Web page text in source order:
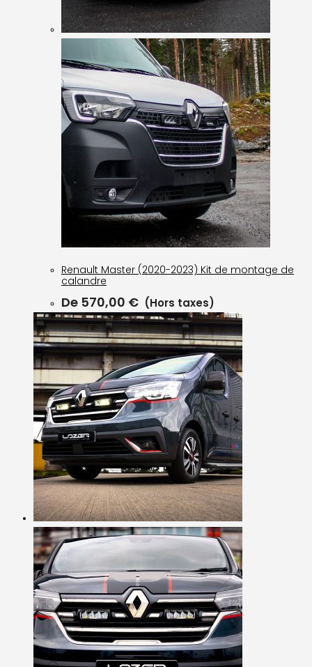
Renault Master (2020-2023) Kit de montage de
calandre
De 570,00 € (Hors taxes)